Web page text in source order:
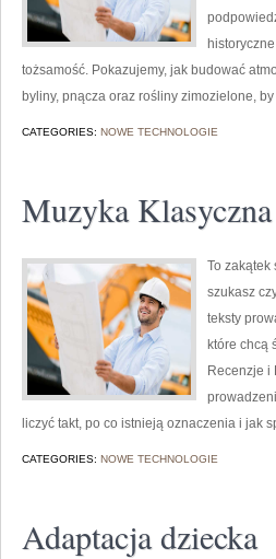
tożsamość. Pokazujemy, jak budować
byliny, pnącza oraz rośliny zimozielone,
CATEGORIES: NOWE TECHNOLOGIE
Muzyka Klasyczna
To zakątek
szukasz
teksty
które chcą
Recenzje i
liczyć takt, po co istnieją oznaczenia i jak
CATEGORIES: NOWE TECHNOLOGIE
Adaptacja dziecka